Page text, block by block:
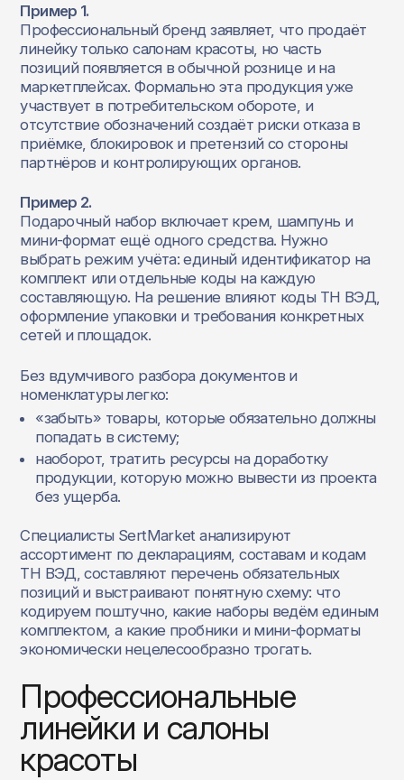
Пример 1.
Профессиональный бренд заявляет, что продаёт
линейку только салонам красоты, но часть
позиций появляется в обычной рознице и на
маркетплейсах. Формально эта продукция уже
участвует в потребительском обороте, и
отсутствие обозначений создаёт риски отказа в
приёмке, блокировок и претензий со стороны
партнёров и контролирующих органов.
Пример 2.
Подарочный набор включает крем, шампунь и
мини‑формат ещё одного средства. Нужно
выбрать режим учёта: единый идентификатор на
комплект или отдельные коды на каждую
составляющую. На решение влияют коды ТН ВЭД,
оформление упаковки и требования конкретных
сетей и площадок.
Без вдумчивого разбора документов и
номенклатуры легко:
«забыть» товары, которые обязательно должны
попадать в систему;
наоборот, тратить ресурсы на доработку
продукции, которую можно вывести из проекта
без ущерба.
Специалисты SertMarket анализируют
ассортимент по декларациям, составам и кодам
ТН ВЭД, составляют перечень обязательных
позиций и выстраивают понятную схему: что
кодируем поштучно, какие наборы ведём единым
комплектом, а какие пробники и мини‑форматы
экономически нецелесообразно трогать.
Профессиональные
линейки и салоны
красоты